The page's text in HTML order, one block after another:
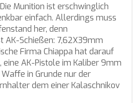
Munition ist erschwinglich
einfach. Allerdings muss
her, denn
AK-Schießen: 7,62X39mm
Firma Chiappa hat darauf
eine AK-Pistole im Kaliber 9mm
in Grunde nur der
dem einer Kalaschnikov